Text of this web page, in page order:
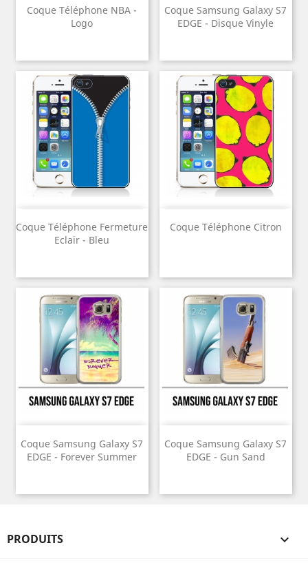
Coque Téléphone NBA -
Logo
Coque Samsung Galaxy S7
EDGE - Disque Vinyle
Coque Téléphone Fermeture
Eclair - Bleu
Coque Téléphone Citron
Coque Samsung Galaxy S7
EDGE - Forever Summer
Coque Samsung Galaxy S7
EDGE - Gun Sand
PRODUITS 